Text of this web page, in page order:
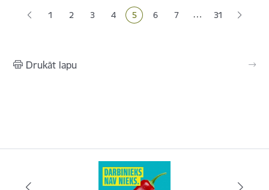
1 Lapa
2 Lapa
3 Lapa
4 Pašreizējā lapa
5 Lapa
6 Lapa
7 … 31
Drukāt lapu